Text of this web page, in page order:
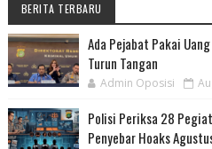
BERITA TERBARU
Ada Pejabat Pakai
Turun Tangan
Admin Oposisi
Polisi Periksa 28
Penyebar Hoaks